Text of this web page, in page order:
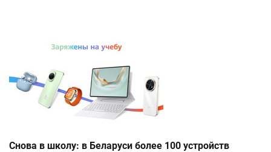
Снова в школу: в Беларуси более 100 устройств